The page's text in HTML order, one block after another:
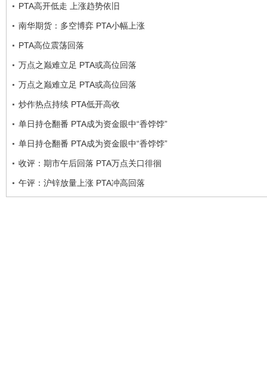
PTA高开低走 上涨趋势依旧
南华期货：多空博弈 PTA小幅上涨
PTA高位震荡回落
万点之巅难立足 PTA或高位回落
万点之巅难立足 PTA或高位回落
炒作热点持续 PTA低开高收
单日持仓翻番 PTA成为资金眼中“香饽饽”
单日持仓翻番 PTA成为资金眼中“香饽饽”
收评：期市午后回落 PTA万点关口徘徊
午评：沪锌放量上涨 PTA冲高回落